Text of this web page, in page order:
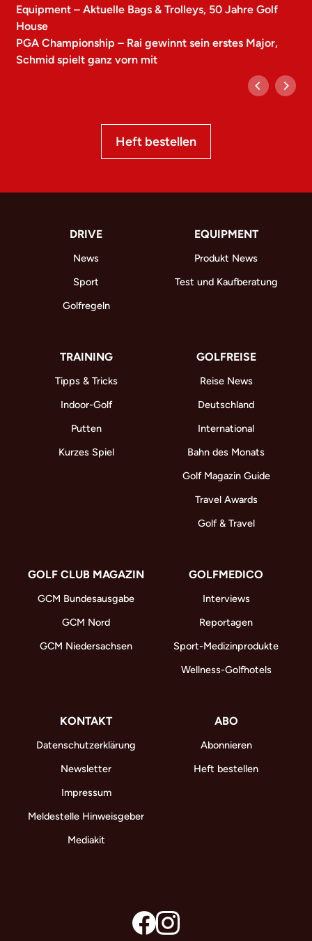
Equipment – Aktuelle Bags & Trolleys, 50 Jahre Golf
House
PGA Championship – Rai gewinnt sein erstes Major,
Schmid spielt ganz vorn mit
Heft bestellen
DRIVE
News
Sport
Golfregeln
EQUIPMENT
Produkt News
Test und Kaufberatung
TRAINING
Tipps & Tricks
Indoor-Golf
Putten
Kurzes Spiel
GOLFREISE
Reise News
Deutschland
International
Bahn des Monats
Golf Magazin Guide
Travel Awards
Golf & Travel
GOLF CLUB MAGAZIN
GCM Bundesausgabe
GCM Nord
GCM Niedersachsen
GOLFMEDICO
Interviews
Reportagen
Sport-Medizinprodukte
Wellness-Golfhotels
KONTAKT
Datenschutzerklärung
Newsletter
Impressum
Meldestelle Hinweisgeber
Mediakit
ABO
Abonnieren
Heft bestellen